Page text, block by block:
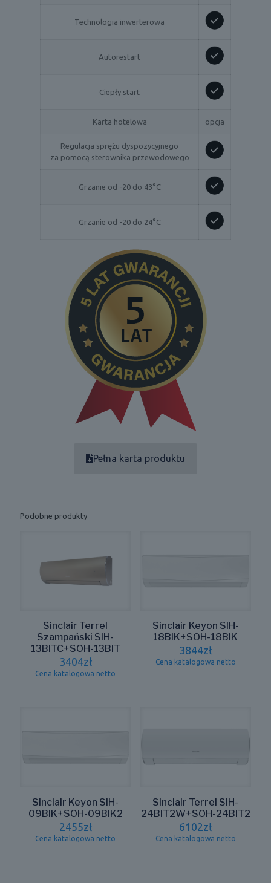
Technologia inwerterowa
Autorestart
Ciepły start
Karta hotelowa opcja
Regulacja sprężu dyspozycyjnego
za pomocą sterownika przewodowego
Grzanie od -20 do 43°C
Grzanie od -20 do 24°C
Pełna karta produktu
Podobne produkty
Sinclair Terrel
Szampański SIH-
13BITC+SOH-13BIT
3404zł
Cena katalogowa netto
Sinclair Keyon SIH-
18BIK+SOH-18BIK
3844zł
Cena katalogowa netto
Sinclair Keyon SIH-
09BIK+SOH-09BIK2
2455zł
Cena katalogowa netto
Sinclair Terrel SIH-
24BIT2W+SOH-24BIT2
6102zł
Cena katalogowa netto